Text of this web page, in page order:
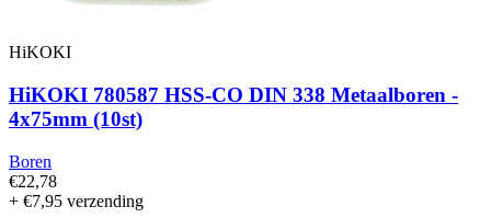
HiKOKI
HiKOKI 780587 HSS-CO DIN 338 Metaalboren -
4x75mm (10st)
Boren
€22,78
+ €7,95 verzending